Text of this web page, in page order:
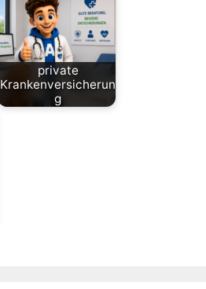
private
Krankenversicherun
g